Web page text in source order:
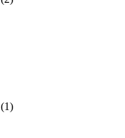
(1)